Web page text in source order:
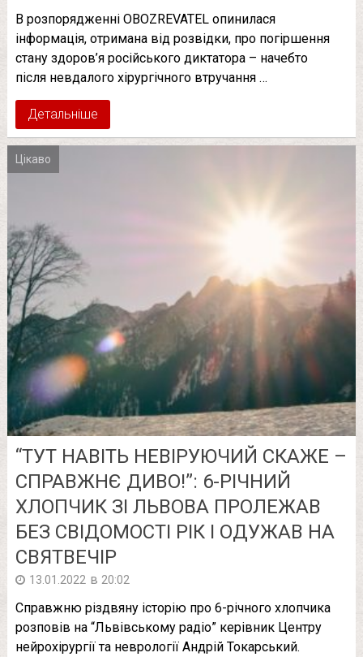
В розпорядженні OBOZREVATEL опинилася
інформація, отримана від розвідки, про погіршення
стану здоров’я російського диктатора – начебто
після невдалого хірургічного втручання …
Детальніше
Цікаво
“ТУТ НАВІТЬ НЕВІРУЮЧИЙ СКАЖЕ –
СПРАВЖНЄ ДИВО!”: 6-РІЧНИЙ
ХЛОПЧИК ЗІ ЛЬВОВА ПРОЛЕЖАВ
БЕЗ СВІДОМОСТІ РІК І ОДУЖАВ НА
СВЯТВЕЧІР
13.01.2022 в 20:02
Справжню різдвяну історію про 6-річного хлопчика
розповів на “Львівському радіо” керівник Центру
нейрохірургії та неврології Андрій Токарський.